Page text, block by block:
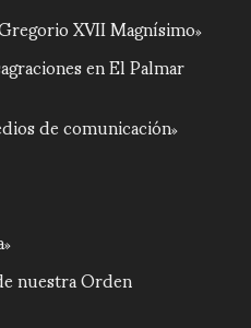
XVII Magnísimo
en El Palmar
de comunicación
nuestra Orden